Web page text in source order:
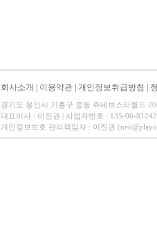
회사소개 이용약관 개인정보취급방침
경기도 용인시 기흥구 중동 쥬네브스타월드
대표이사 : 이진권 | 사업자번호 : 135-06-
개인정보보호 관리책임자 : 이진권